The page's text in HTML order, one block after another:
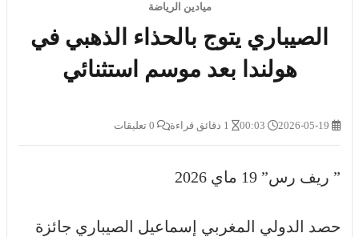
ميادين الرياضة
الصيباري يتوج بالحذاء الذهبي في
هولندا بعد موسم استثنائي
” ريف رس” 19 ماي 2026
حصد الدولي المغربي إسماعيل الصيباري جائزة